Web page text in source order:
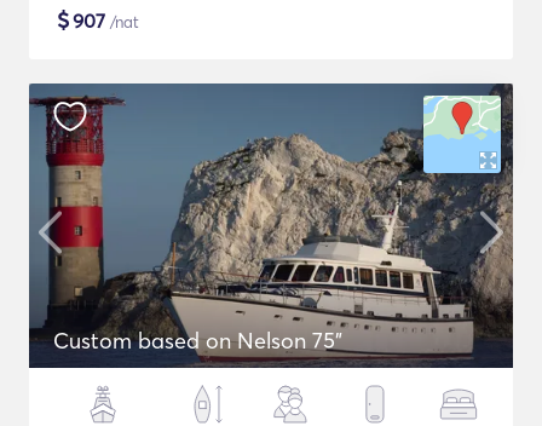
$907 /nat
Custom based on Nelson 75"